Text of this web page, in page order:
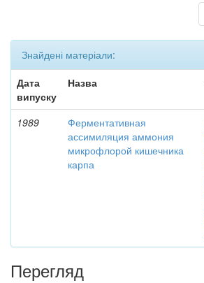
Знайдені матеріали:
Дата
випуску
Назва
1989
Ферментативная
ассимиляция аммония
микрофлорой кишечника
карпа
Перегляд